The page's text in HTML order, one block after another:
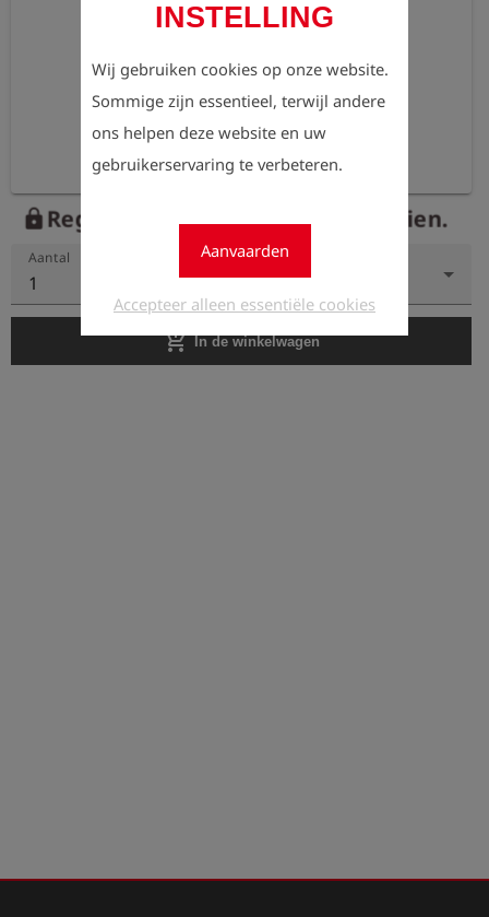
INSTELLING
Wij gebruiken cookies op onze website.
Sommige zijn essentieel, terwijl andere
ons helpen deze website en uw
gebruikerservaring te verbeteren.
Aanvaarden
Accepteer alleen essentiële cookies
lock Registreer nu om de prijzen te zien.
Aantal
1
add_shopping_cart In de winkelwagen